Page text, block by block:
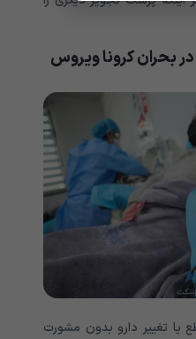
بحران کرونا ویروس
یا تغییر دارو بدون مشورت